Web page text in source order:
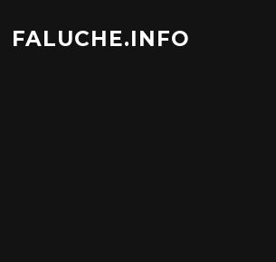
contenu
FALUCHE.INFO